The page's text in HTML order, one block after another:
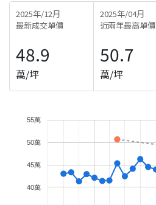
2025年/12月
最新成交單價
48.9
萬/坪
2025年/04月
近兩年最高單價
50.7
萬/坪
40萬
45萬
50萬
55萬